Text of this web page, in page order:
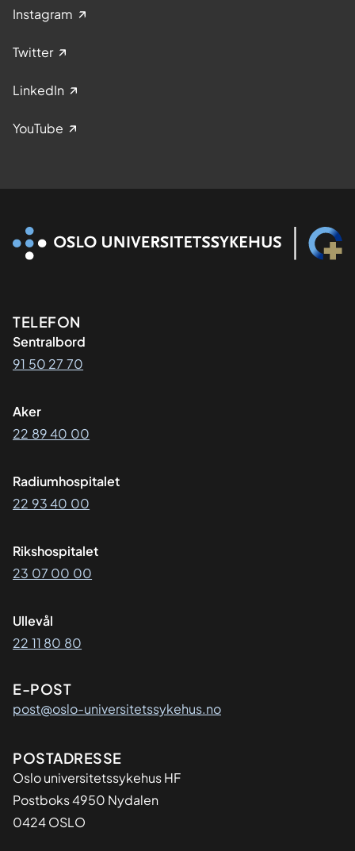
Instagram
Twitter
LinkedIn
YouTube
Kontaktinformasjon
TELEFON
Sentralbord
91 50 27 70
Aker
22 89 40 00
Radiumhospitalet
22 93 40 00
Rikshospitalet
23 07 00 00
Ullevål
22 11 80 80
E-POST
post@oslo-universitetssykehus.no
Adresse
POSTADRESSE
Oslo universitetssykehus HF
Postboks 4950 Nydalen
0424 OSLO